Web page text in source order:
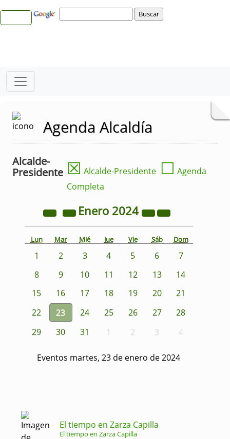
Agenda Alcaldía
Alcalde-
Presidente ☒ Alcalde-Presidente ☐ Agenda
Completa
Enero 2024
Lun Mar Mié Jue Vie Sáb Dom
1 2 3 4 5 6
7
8
9 10 11 12 13
14
15
16 17 18 19 20
21
22
23 24 25 26 27
28
29
30 31 1 2 3 4
Eventos martes, 23 de enero de 2024
El tiempo en Zarza Capilla
El tiempo en Zarza Capilla